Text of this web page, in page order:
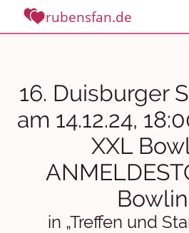
rubensfan.de
16. Duisburger
am 14.12.24,
XXL
in „Treffen und